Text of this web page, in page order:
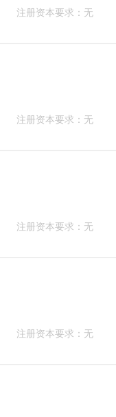
注册资本要求：无
注册资本要求：无
注册资本要求：无
注册资本要求：无